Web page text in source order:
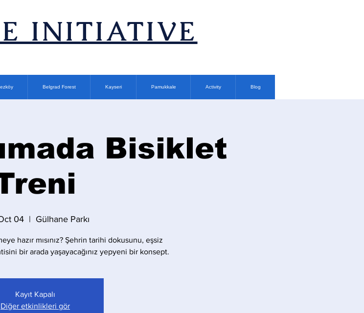
INITIATIVE
Belgrad Forest Kayseri Pamukkale Activity Blog
Bisiklet
04
  |
Gülhane Parkı
hazır mısınız? Şehrin tarihi dokusunu, eşsiz
bir arada yaşayacağınız yepyeni bir konsept.
Kayıt Kapalı
Diğer etkinlikleri gör